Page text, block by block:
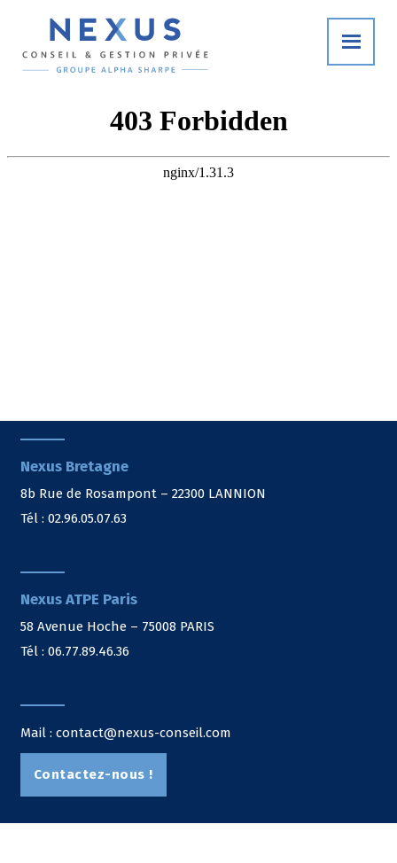
Nexus Bretagne
8b Rue de Rosampont – 22300 LANNION
Tél : 02.96.05.07.63
Nexus ATPE Paris
58 Avenue Hoche – 75008 PARIS
Tél : 06.77.89.46.36
Mail : contact@nexus-conseil.com
Contactez-nous !